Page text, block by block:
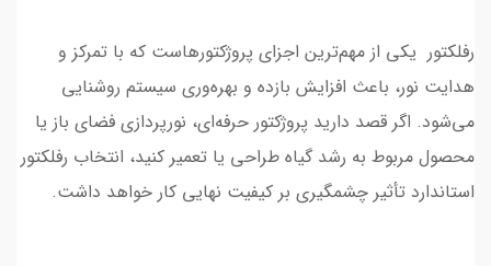
رفلکتور یکی از مهم‌ترین اجزای پروژکتورهاست که با تمرکز و
هدایت نور، باعث افزایش بازده و بهره‌وری سیستم روشنایی
می‌شود. اگر قصد دارید پروژکتور حرفه‌ای، نورپردازی فضای باز یا
محصول مربوط به رشد گیاه طراحی یا تعمیر کنید، انتخاب رفلکتور
استاندارد تأثیر چشمگیری بر کیفیت نهایی کار خواهد داشت.